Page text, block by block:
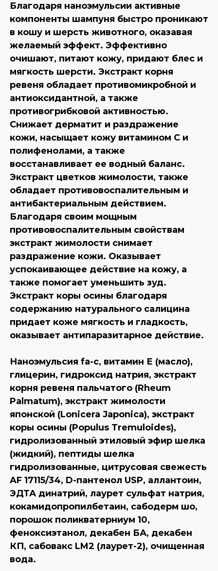
Благодаря наноэмульсии активные
компоненты шампуня быстро проникают
в кошу и шерсть животного, оказавая
желаемый эффект. Эффективно
очишают, питают кожу, придают блес и
мягкость шерсти. Экстракт корня
ревеня обладает противомикробной и
антиоксидантной, а также
противогрибковой активностью.
Снижает дерматит и раздражение
кожи, насыщает кожу витамином С и
полифенолами, а также
восстанавливает ее водный баланс.
Экстракт цветков жимолости, также
обладает противовоспалительным и
антибактериальным действием.
Благодаря своим мощным
противовоспалительным свойствам
экстракт жимолости снимает
раздражение кожи. Оказывает
успокаивающее действие на кожу, а
также помогает уменьшить зуд.
Экстракт коры осины благодаря
содержанию натурального салицина
придает коже мягкость и гладкость,
оказывает антипаразитарное действие.
Наноэмульсия fa-c, витамин Е (масло),
глицерин, гидроксид натрия, экстракт
корня ревеня пальчатого (Rheum
Palmatum), экстракт жимолости
японской (Lonicera Japonica), экстракт
коры осины (Populus Tremuloides),
гидролизованный этиловый эфир шелка
(жидкий), пептиды шелка
гидролизованные, цитрусовая свежесть
AF 17115/34, D-пантенол USP, аллантоин,
ЭДТА динатрий, лаурет сульфат натрия,
кокамидопропилбетаин, сабодерм шо,
порошок поликватерниум 10,
феноксиэтанол, декабен БА, декабен
КП, сабовакс LM2 (лаурет-2), очищенная
вода.